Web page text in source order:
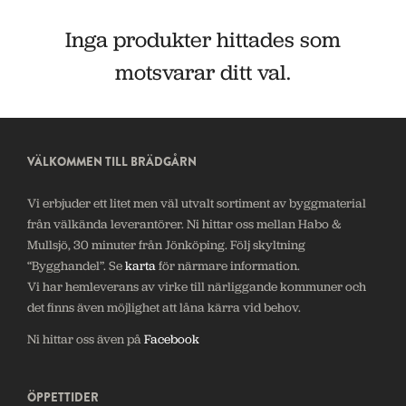
Inga produkter hittades som
motsvarar ditt val.
VÄLKOMMEN TILL BRÄDGÅRN
Vi erbjuder ett litet men väl utvalt sortiment av byggmaterial
från välkända leverantörer. Ni hittar oss mellan Habo &
Mullsjö, 30 minuter från Jönköping. Följ skyltning
“Bygghandel”. Sekarta för närmare information.
Vi har hemleverans av virke till närliggande kommuner och
det finns även möjlighet att låna kärra vid behov.
Ni hittar oss även påFacebook
ÖPPETTIDER